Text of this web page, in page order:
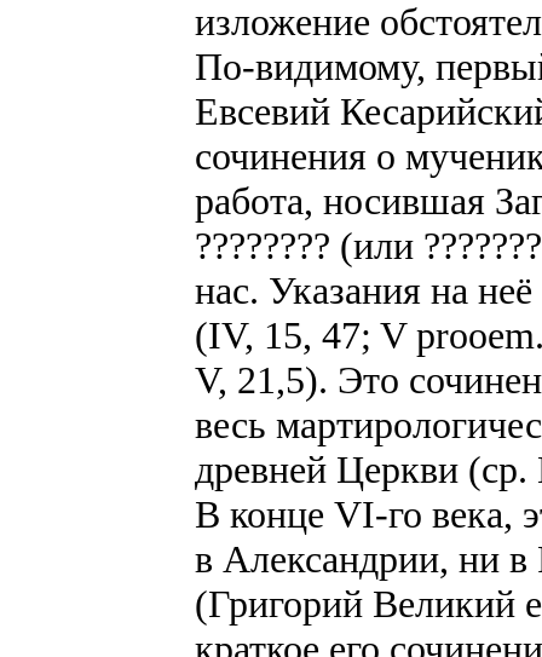
изложение
По-видимому,
Евсевий
сочинения о
работа, носившая
???????? (или
нас. Указания на
(IV, 15, 47; V
V, 21,5). Это
весь
древней Церкви
В конце VI-го века,
в Александрии, ни в
(Григорий Великий